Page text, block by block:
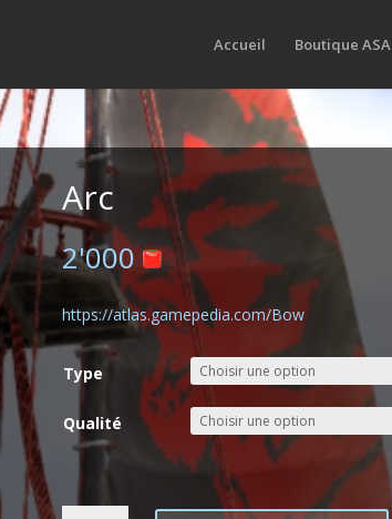
Accueil Boutique ASA
Arc
2'000
https://atlas.gamepedia.com/Bow
Type
Qualité